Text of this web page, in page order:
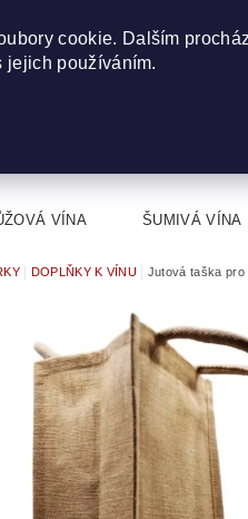
VÍNA ŠUMIVÁ VÍNA
DOPLŇKY K VÍNU Jutová taška pro
cookie. Dalším
jejich používáním.